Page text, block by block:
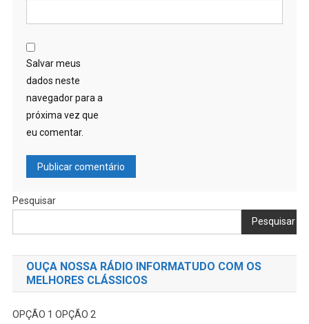
Salvar meus
dados neste
navegador para a
próxima vez que
eu comentar.
Pesquisar
Pesquisar
OUÇA NOSSA RÁDIO INFORMATUDO COM OS
MELHORES CLÁSSICOS
OPÇÃO 1 OPÇÃO 2